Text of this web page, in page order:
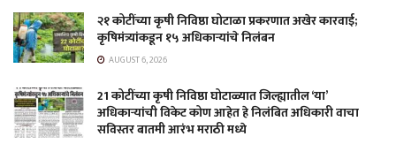
२१ कोटींच्या कृषी निविष्ठा घोटाळा प्रकरणात अखेर कारवाई;
कृषिमंत्र्यांकडून १५ अधिकाऱ्यांचे निलंबन
AUGUST 6, 2026
21 कोटींच्या कृषी निविष्ठा घोटाळ्यात जिल्ह्यातील ‘या’
अधिकाऱ्यांची विकेट कोण आहेत हे निलंबित अधिकारी वाचा
सविस्तर बातमी आरंभ मराठी मध्ये